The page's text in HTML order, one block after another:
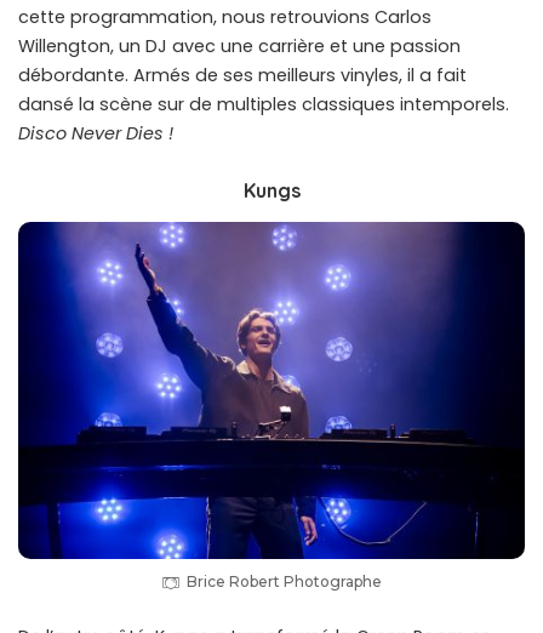
cette programmation, nous retrouvions Carlos
Willengton, un DJ avec une carrière et une passion
débordante. Armés de ses meilleurs vinyles, il a fait
dansé la scène sur de multiples classiques intemporels.
Disco Never Dies !
Kungs
Brice Robert Photographe